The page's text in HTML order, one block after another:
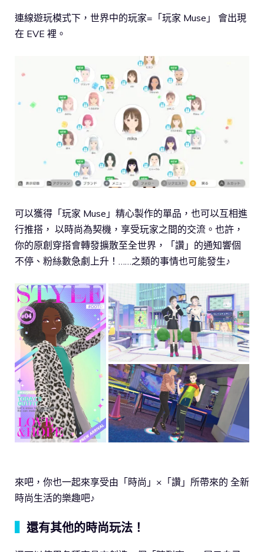
連線遊玩模式下，世界中的玩家=「玩家 Muse」 會出現
在 EVE 裡。
可以獲得「玩家 Muse」精心製作的單品，也可以互相進
行推搭， 以時尚為契機，享受玩家之間的交流。也許，
你的原創穿搭會轉發擴散至全世界，「讚」的通知響個
不停、粉絲數急劇上升！……之類的事情也可能發生♪
來吧，你也一起來享受由「時尚」×「讚」所帶來的 全新
時尚生活的樂趣吧♪
還有其他的時尚玩法！